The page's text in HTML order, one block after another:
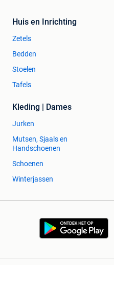
Huis en Inrichting
Zetels
Bedden
Stoelen
Tafels
Kleding | Dames
Jurken
Mutsen, Sjaals en
Handschoenen
Schoenen
Winterjassen